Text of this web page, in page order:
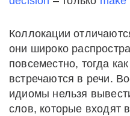
Коллокации
они широко
повсеместно, тогда
встречаются в речи.
идиомы нельзя
слов, которые входят